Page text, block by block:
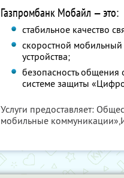
Газпромбанк Мобайл — это:
стабильное качество
скоростной мобильный
устройства;
безопасность
системе защиты
Услуги предоставляет:
мобильные коммуникации»,